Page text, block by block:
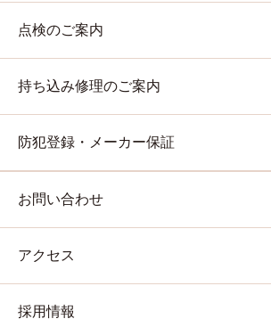
点検のご案内
持ち込み修理のご案内
防犯登録・メーカー保証
お問い合わせ
アクセス
採用情報